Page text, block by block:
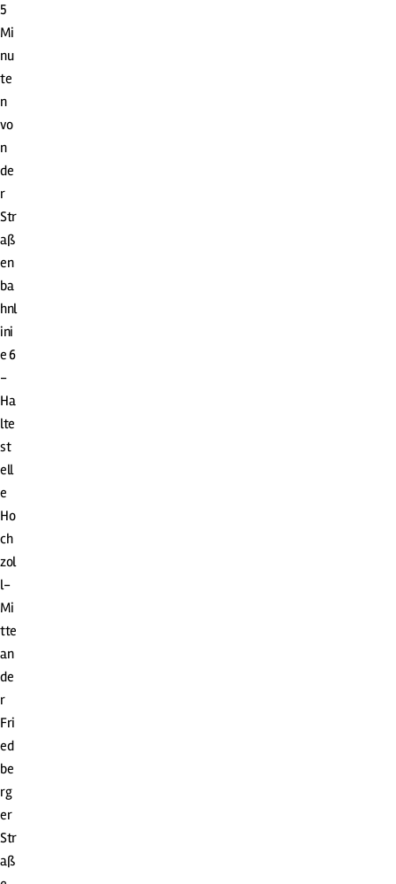
5
Mi
nu
te
n
vo
n
de
r
Str
aß
en
ba
hnl
ini
e 6
-
Ha
lte
st
ell
e
Ho
ch
zol
l-
Mi
tte
an
de
r
Fri
ed
be
rg
er
Str
aß